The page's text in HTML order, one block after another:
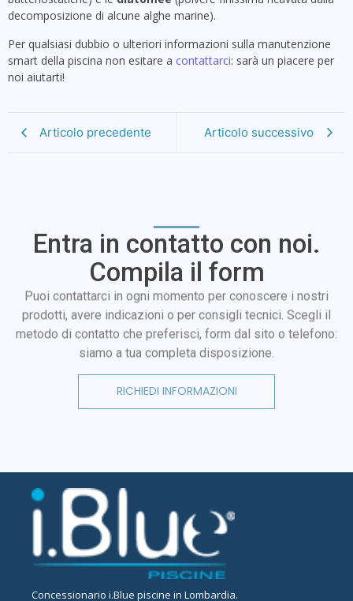
decomposizione di alcune alghe marine).
Per qualsiasi dubbio o ulteriori informazioni sulla manutenzione
smart della piscina non esitare a contattarci: sarà un piacere per
noi aiutarti!
Articolo precedente Articolo successivo
Entra in contatto con noi.
Compila il form
Puoi contattarci in ogni momento per conoscere i nostri
prodotti, avere indicazioni o per consigli tecnici. Scegli il
metodo di contatto che preferisci, form dal sito o telefono:
siamo a tua completa disposizione.
RICHIEDI INFORMAZIONI
Concessionario i.Blue piscine in Lombardia.